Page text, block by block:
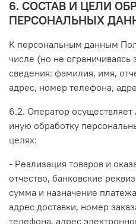
6. СОСТАВ И ЦЕЛИ
ПЕРСОНАЛЬНЫХ
К персональным данным
числе (но не
сведения: фамилия, имя,
адрес, номер телефона,
6.2. Оператор
иную обработку
целях:
- Реализация товаров и
отчество, банковские
сумма и назначение
адрес доставки, номер
телефона, адрес